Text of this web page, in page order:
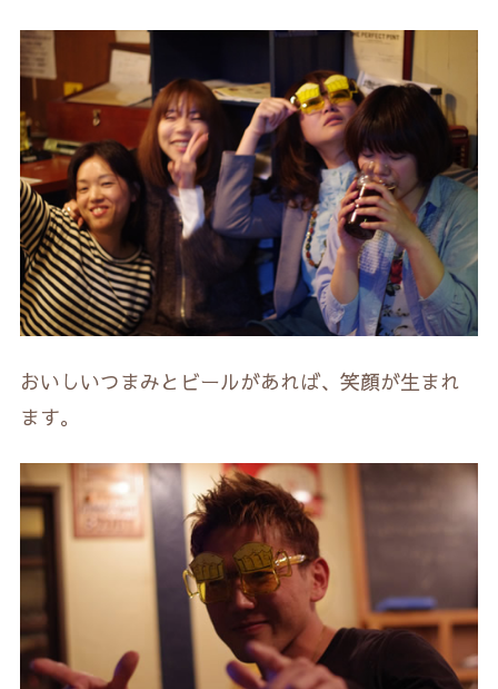
おいしいつまみとビールがあれば、笑顔が生まれ
ます。